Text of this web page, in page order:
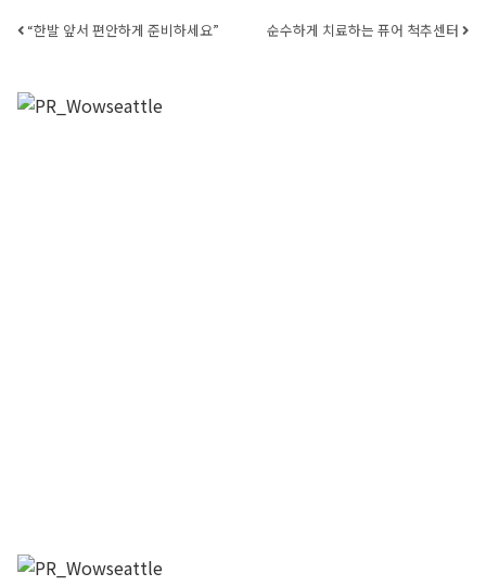
Post navigation
“한발 앞서 편안하게 준비하세요” 순수하게 치료하는 퓨어 척추센터